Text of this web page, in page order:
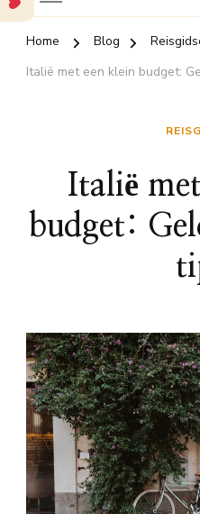
Home Blog
Italië met een klein budget:
Italië
budget: